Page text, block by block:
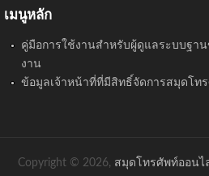
เมนูหลัก
คู่มือการใช้งานสำหรับผู้ดูแลระบบฐา
งาน
ข้อมูลเจ้าหน้าที่ที่มีสิทธิ์จัดการสมุดโท
Copyright © 2026, สมุดโทรศัพท์ออน